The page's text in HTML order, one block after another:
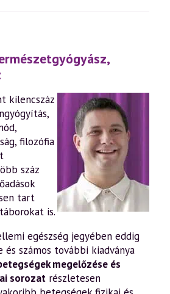
kilencszáz
filozófia
száz
tart
is.
egészség jegyében eddig
és számos további kiadványa
megelőzése és
sorozat részletesen